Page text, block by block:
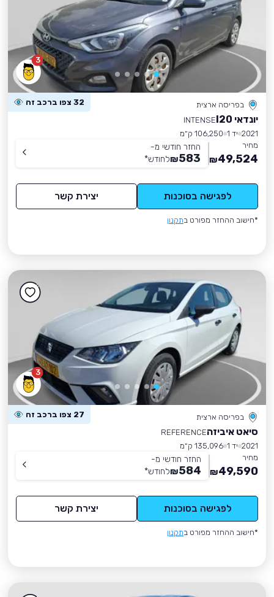
3
בפריסה ארצית 32 צפו ברכב זה
יונדאי I20
INTENSE
2021 יד 1
106,250 ק״מ
מחיר
49,524
₪
החזר חודשי מ-
583
₪לחודש*
לפגישה בסוכנות יצירת קשר
*חישוב ההחזר מפורט בתקנון
3
בפריסה ארצית 27 צפו ברכב זה
סיאט איביזהREFERENCE
2021 יד 1
135,096 ק״מ
מחיר
49,590
₪
החזר חודשי מ-
584
₪לחודש*
לפגישה בסוכנות יצירת קשר
*חישוב ההחזר מפורט בתקנון